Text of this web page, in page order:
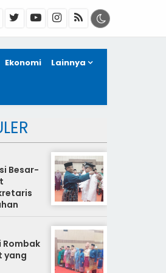
Ekonomi Lainnya
Besar-
Rombak
yang